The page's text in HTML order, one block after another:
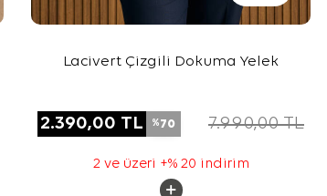
Lacivert Çizgili Dokuma Yelek
2.390,00 TL %70 7.990,00TL
2 ve üzeri +% 20 indirim